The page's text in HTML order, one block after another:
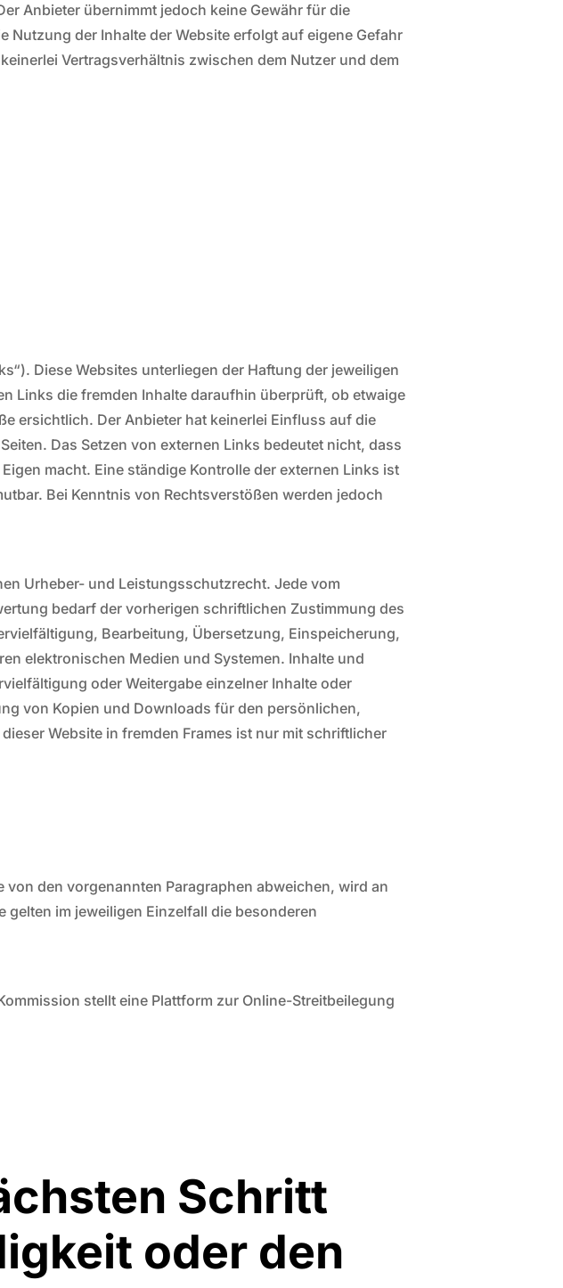
Anbieter übernimmt jedoch keine Gewähr für die
Nutzung der Inhalte der Website erfolgt auf eigene Gefahr
Vertragsverhältnis zwischen dem Nutzer und dem
Diese Websites unterliegen der Haftung der jeweiligen
Links die fremden Inhalte daraufhin überprüft, ob etwaige
ersichtlich. Der Anbieter hat keinerlei Einfluss auf die
Das Setzen von externen Links bedeutet nicht, dass
macht. Eine ständige Kontrolle der externen Links ist
Bei Kenntnis von Rechtsverstößen werden jedoch
Urheber- und Leistungsschutzrecht. Jede vom
bedarf der vorherigen schriftlichen Zustimmung des
Bearbeitung, Übersetzung, Einspeicherung,
elektronischen Medien und Systemen. Inhalte und
oder Weitergabe einzelner Inhalte oder
von Kopien und Downloads für den persönlichen,
Website in fremden Frames ist nur mit schriftlicher
den vorgenannten Paragraphen abweichen, wird an
im jeweiligen Einzelfall die besonderen
stellt eine Plattform zur Online-Streitbeilegung
Schritt
oder den